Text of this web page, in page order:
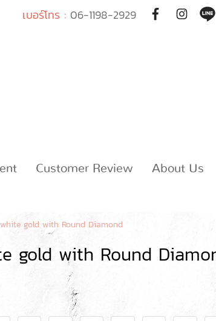
เบอร์โทร : 06-1198-2929
Customer Review About Us
gold with Round Diamond
gold with Round